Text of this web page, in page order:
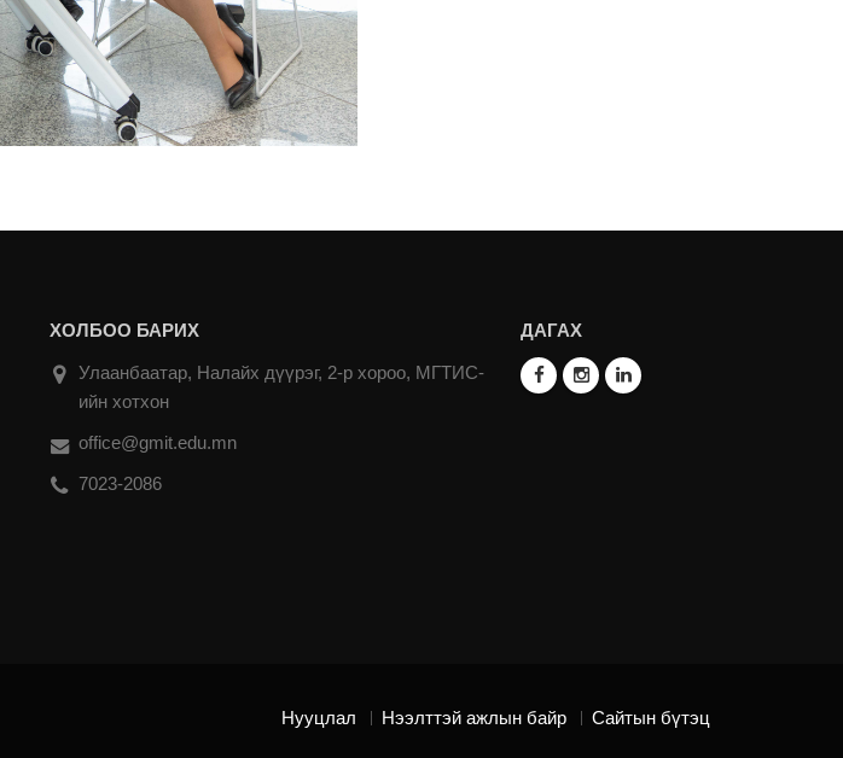
ХОЛБОО БАРИХ
Улаанбаатар, Налайх дүүрэг, 2-р хороо, МГТИС-
ийн хотхон
office@gmit.edu.mn
7023-2086
ДАГАХ
Нууцлал Нээлттэй ажлын байр Сайтын бүтэц